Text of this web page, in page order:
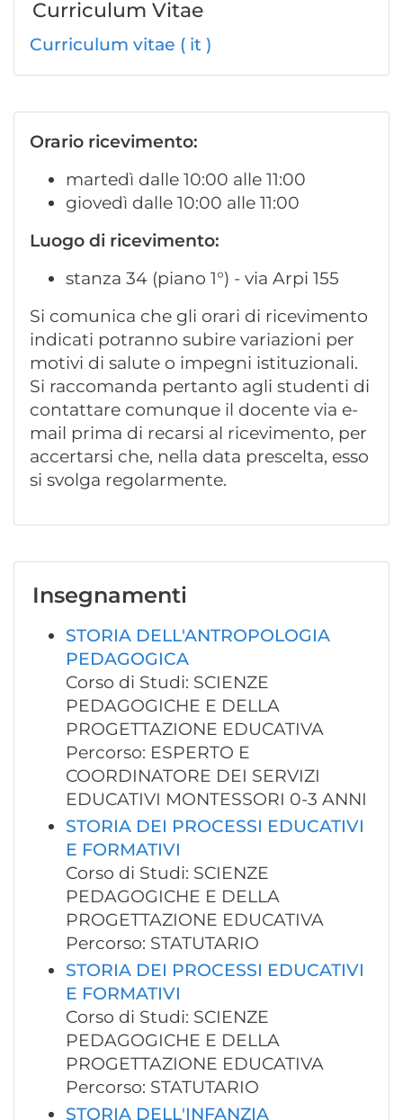
Curriculum Vitae
Curriculum vitae ( it )
Orario ricevimento:
martedì dalle 10:00 alle 11:00
giovedì dalle 10:00 alle 11:00
Luogo di ricevimento:
stanza 34 (piano 1°) - via Arpi 155
Si comunica che gli orari di ricevimento
indicati potranno subire variazioni per
motivi di salute o impegni istituzionali.
Si raccomanda pertanto agli studenti di
contattare comunque il docente via e-
mail prima di recarsi al ricevimento, per
accertarsi che, nella data prescelta, esso
si svolga regolarmente.
Insegnamenti
STORIA DELL'ANTROPOLOGIA
PEDAGOGICA
Corso di Studi: SCIENZE
PEDAGOGICHE E DELLA
PROGETTAZIONE EDUCATIVA
Percorso: ESPERTO E
COORDINATORE DEI SERVIZI
EDUCATIVI MONTESSORI 0-3 ANNI
STORIA DEI PROCESSI EDUCATIVI
E FORMATIVI
Corso di Studi: SCIENZE
PEDAGOGICHE E DELLA
PROGETTAZIONE EDUCATIVA
Percorso: STATUTARIO
STORIA DEI PROCESSI EDUCATIVI
E FORMATIVI
Corso di Studi: SCIENZE
PEDAGOGICHE E DELLA
PROGETTAZIONE EDUCATIVA
Percorso: STATUTARIO
STORIA DELL'INFANZIA